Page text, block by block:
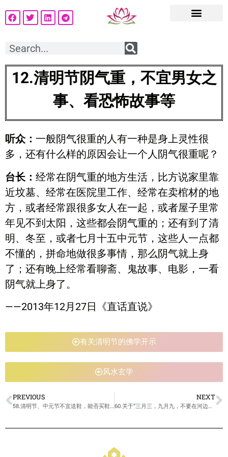
12.清明节阴气重，不宜男女之
事、看恐怖故事等
听众： 一般阴气很重的人有一种是身上灵性很
多，还有什么样的原因会让一个人阴气很重呢？
台长： 经常在阴气重的地方生活，比方说家里靠
近坟墓、经常在医院里工作、经常在卖棺材的地
方，或者经常跟很多女人在一起，或者屋子里常
年见不到太阳，这些都会阴气重的；还有到了清
明、冬至，或者七月十五中元节，这些人一点都
不懂的，拼命地做很多事情，那么阴气就上身
了；还有晚上经常看聊斋、鬼故事、电影，一看
阴气就上身了。
——2013年12月27日《直话直说》
有关清明节的佛学开示
风水玄学
PREVIOUS NEXT